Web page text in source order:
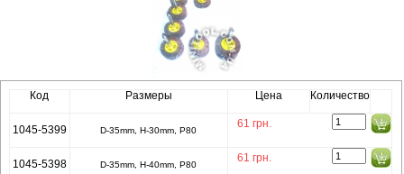
Код Размеры Цена Количество
1045-5399 D-35mm, H-30mm, P80
61 грн.
1045-5398 D-35mm, H-40mm, P80
61 грн.